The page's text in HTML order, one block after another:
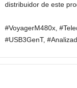
distribuidor de este
#VoyagerM480x,
#USB3GenT,